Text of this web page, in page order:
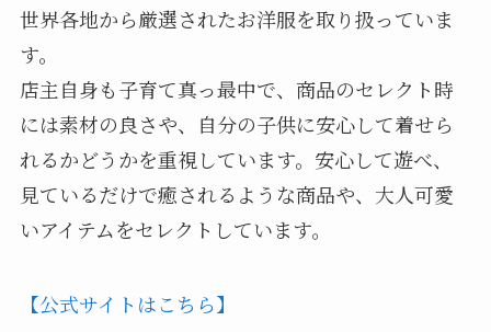
世界各地から厳選されたお洋服を取り扱っていま
す。
店主自身も子育て真っ最中で、商品のセレクト時
には素材の良さや、自分の子供に安心して着せら
れるかどうかを重視しています。安心して遊べ、
見ているだけで癒されるような商品や、大人可愛
いアイテムをセレクトしています。
【公式サイトはこちら】